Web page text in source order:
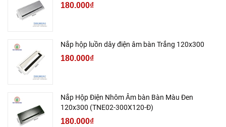
180.000₫
Nắp hộp luồn dây điện âm bàn Trắng 120x300
180.000₫
Nắp Hộp Điện Nhôm Âm bàn Bàn Màu Đen
120x300 (TNE02-300X120-Đ)
180.000₫